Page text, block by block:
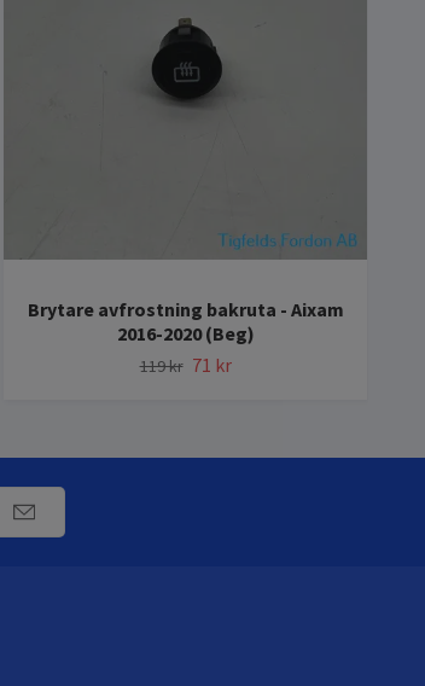
Brytare avfrostning bakruta - Aixam
2016-2020 (Beg)
119 kr 71 kr